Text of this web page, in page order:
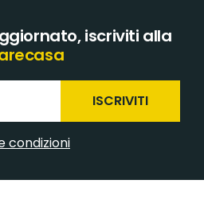
iscriviti alla
ISCRIVITI
condizioni